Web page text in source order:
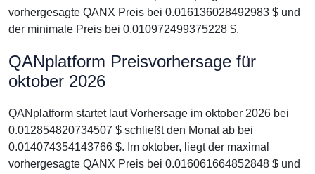
vorhergesagte QANX Preis bei 0.016136028492983 $ und
der minimale Preis bei 0.010972499375228 $.
QANplatform Preisvorhersage für
oktober 2026
QANplatform startet laut Vorhersage im oktober 2026 bei
0.012854820734507 $ schließt den Monat ab bei
0.014074354143766 $. Im oktober, liegt der maximal
vorhergesagte QANX Preis bei 0.016061664852848 $ und